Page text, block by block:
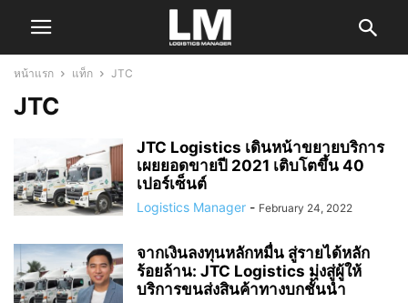
หน้าแรก แท็ก JTC
JTC
JTC Logistics เดินหน้าขยายบริการ
เผยยอดขายปี 2021 เติบโตขึ้น 40
เปอร์เซ็นต์
Logistics Manager - February 24, 2022
จากเงินลงทุนหลักหมื่น สู่รายได้หลัก
ร้อยล้าน: JTC Logistics มุ่งสู่ผู้ให้
บริการขนส่งสินค้าทางบกชั้นนำ